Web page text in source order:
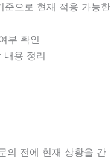
으로 현재 적용 가능한
부 확인
내용 정리
의 전에 현재 상황을 간